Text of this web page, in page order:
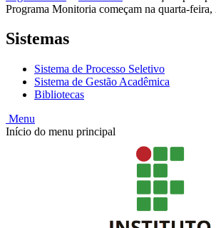
Programa Monitoria começam na quarta-feira,
Sistemas
Sistema de Processo Seletivo
Sistema de Gestão Acadêmica
Bibliotecas
Menu
Início do menu principal